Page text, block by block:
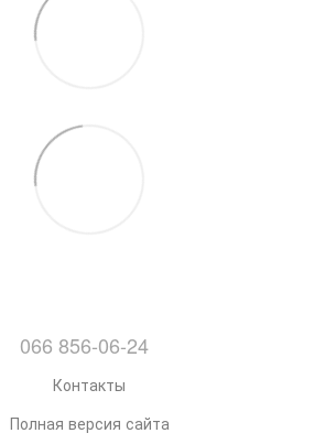
066 856-06-24
Контакты
Полная версия сайта